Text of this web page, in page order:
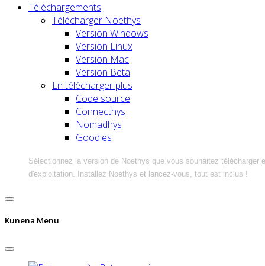
Téléchargements
Télécharger Noethys
Version Windows
Version Linux
Version Mac
Version Beta
En télécharger plus
Code source
Connecthys
Nomadhys
Goodies
Sélectionnez la version de Noethys que vous souhaitez télécharger
d'exploitation. Installez Noethys et lancez-vous, tout est inclus !
Kunena Menu